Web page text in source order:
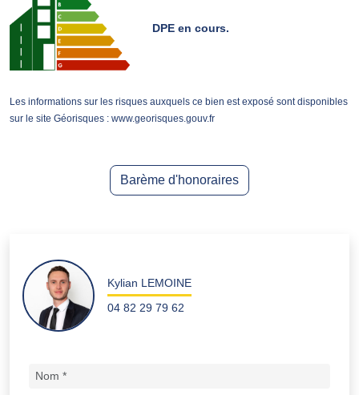
DPE en cours.
Les informations sur les risques auxquels ce bien est exposé sont disponibles
sur le site Géorisques : www.georisques.gouv.fr
Barème d'honoraires
Kylian LEMOINE
04 82 29 79 62